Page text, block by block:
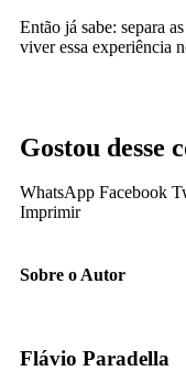
Então já sabe: separa
viver essa experiência
Gostou desse
WhatsApp Facebook
Imprimir
Sobre o Autor
Flávio Paradella